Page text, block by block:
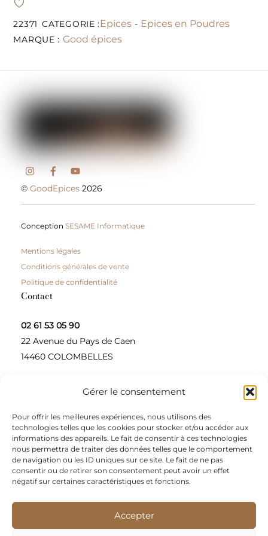
Gérer le consentement
Pour offrir les meilleures expériences, nous utilisons des
technologies telles que les cookies pour stocker et/ou accéder aux
informations des appareils. Le fait de consentir à ces technologies
nous permettra de traiter des données telles que le comportement
de navigation ou les ID uniques sur ce site. Le fait de ne pas
consentir ou de retirer son consentement peut avoir un effet
négatif sur certaines caractéristiques et fonctions.
Accepter
22371 CATEGORIE :Epices - Epices en Poudres
MARQUE : Good épices
©GoodEpices 2026
ConceptionSESAME Informatique
Mentions légales
Conditions générales de vente
Politique de confidentialité
Contact
02 61 53 05 90
22 Avenue du Pays de Caen
14460 COLOMBELLES
Contactez-nous
A propos
Une entreprise à taille humaine, concepteur et
fournisseur de produits alimentaires et d’épices pour
les restaurateurs, dont le siège social est à Colombelles
Nous sommes apporteurs d’idées, de solutions, et